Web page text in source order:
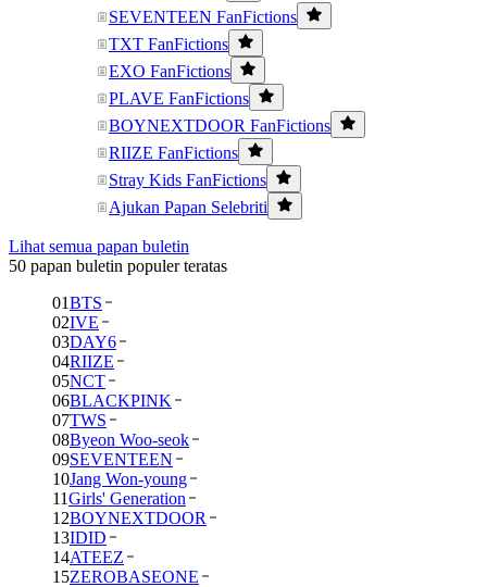
SEVENTEEN FanFictions
TXT FanFictions
EXO FanFictions
PLAVE FanFictions
BOYNEXTDOOR FanFictions
RIIZE FanFictions
Stray Kids FanFictions
Ajukan Papan Selebriti
Lihat semua papan buletin
50 papan buletin populer teratas
01BTS
02IVE
03DAY6
04RIIZE
05NCT
06BLACKPINK
07TWS
08Byeon Woo-seok
09SEVENTEEN
10Jang Won-young
11Girls' Generation
12BOYNEXTDOOR
13IDID
14ATEEZ
15ZEROBASEONE